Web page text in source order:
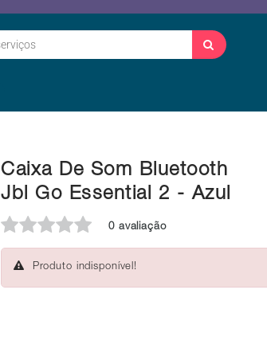
Caixa De Som Bluetooth
Jbl Go Essential 2 - Azul
0 avaliação
Produto indisponível!